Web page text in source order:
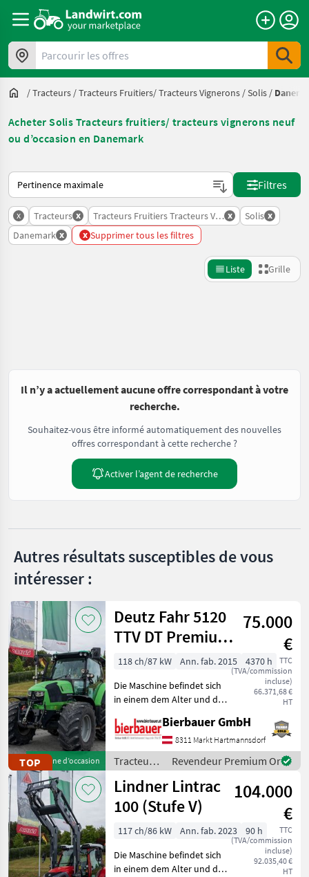
Parcourir les offres
/Tracteurs /Tracteurs Fruitiers/ Tracteurs Vignerons /Solis /
Acheter Solis Tracteurs fruitiers/ tracteurs vignerons neuf
ou d’occasion en Danemark
Voici comment les annonces sont triées sur Landwirt.com
Filtres
x Tracteurs x Tracteurs Fruitiers Tracteurs Vignerons
x Solis x
Danemark x x Supprimer tous les filtres
Liste Grille
Il n’y a actuellement aucune offre correspondant à votre
recherche.
Souhaitez-vous être informé automatiquement des nouvelles
offres correspondant à cette recherche ?
Activer l’agent de recherche
Autres résultats susceptibles de vous
intéresser :
TOPMachine d’occasion
Deutz Fahr 5120
TTV DT Premium
Plus
75.000
€
TTC
(TVA/commission
incluse)
66.371,68 €
HT
118 ch/87 kW Ann. fab. 2015
4370 h
Die Maschine befindet sich
in einem dem Alter und der
Zustand und kann nach
telefonischer Vereinbarung
gerne vor Ort besichtigt
und geprüft we
Bierbauer GmbH
8311 Markt Hartmannsdorf
Tracteurs
/ Deutz
Fahr
Revendeur Premium Or
Lindner Lintrac
100 (Stufe V)
104.000
€
TTC
(TVA/commission
incluse)
92.035,40 €
HT
117 ch/86 kW Ann. fab. 2023
90 h
Die Maschine befindet sich
in einem dem Alter und der